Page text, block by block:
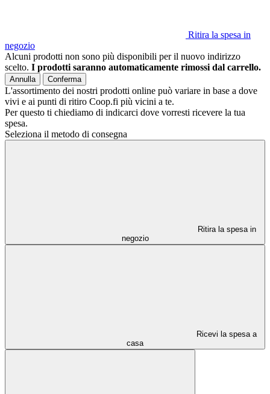
Ritira la spesa in
negozio
Alcuni prodotti non sono più disponibili per il nuovo indirizzo
scelto. I prodotti saranno automaticamente rimossi dal carrello.
Annulla Conferma
L'assortimento dei nostri prodotti online può variare in base a dove
vivi e ai punti di ritiro Coop.fi più vicini a te.
Per questo ti chiediamo di indicarci dove vorresti ricevere la tua
spesa.
Seleziona il metodo di consegna
Ritira la spesa in
negozio
Ricevi la spesa a
casa